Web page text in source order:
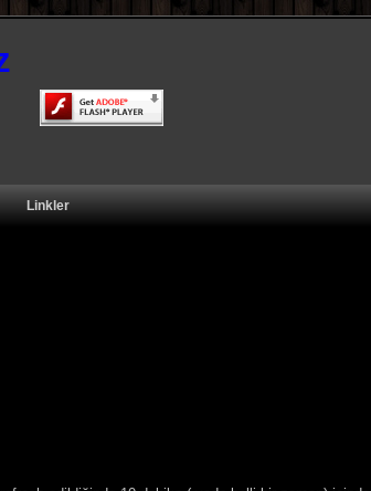
Linkler